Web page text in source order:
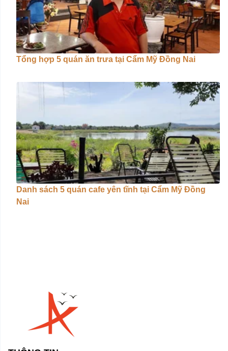
Tổng hợp 5 quán ăn trưa tại Cẩm Mỹ Đồng Nai
Danh sách 5 quán cafe yên tĩnh tại Cẩm Mỹ Đồng
Nai